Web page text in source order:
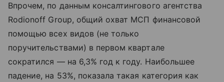
Впрочем, по данным консалтингового агентства
Rodionoff Group, общий охват МСП финансовой
помощью всех видов (не только
поручительствами) в первом квартале
сократился — на 6,3% год к году. Наибольшее
падение, на 53%, показала такая категория как